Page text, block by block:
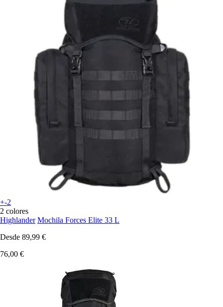
+-2
2 colores
Highlander Mochila Forces Elite 33 L
Desde 89,99 €
76,00 €